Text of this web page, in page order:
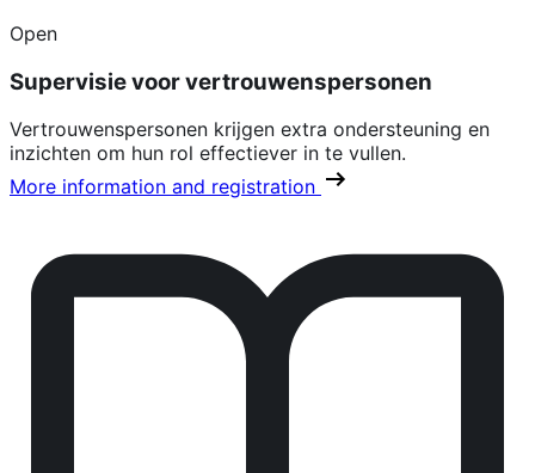
Open
Supervisie voor vertrouwenspersonen
Vertrouwenspersonen krijgen extra ondersteuning en
inzichten om hun rol effectiever in te vullen.
More information and registration